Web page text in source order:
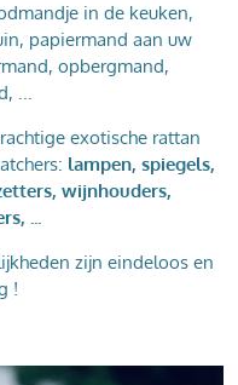
in de keuken,
papiermand aan uw
opbergmand,
...
exotische rattan
lampen, spiegels,
wijnhouders,
...
zijn eindeloos en
!